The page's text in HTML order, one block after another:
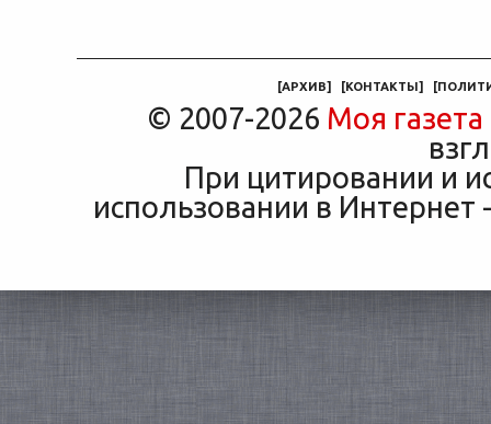
[АРХИВ] [КОНТАКТЫ] [
© 2007-2026 Моя газета
При цитировании и
использовании в Интернет